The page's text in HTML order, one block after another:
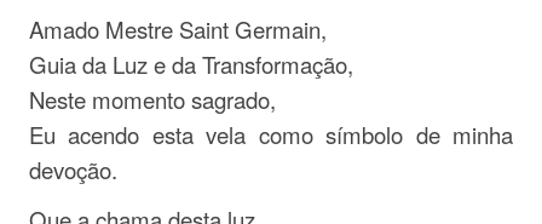
Amado Mestre Saint Germain,
Guia da Luz e da Transformação,
Neste momento sagrado,
Eu acendo esta vela como símbolo de minha
devoção.